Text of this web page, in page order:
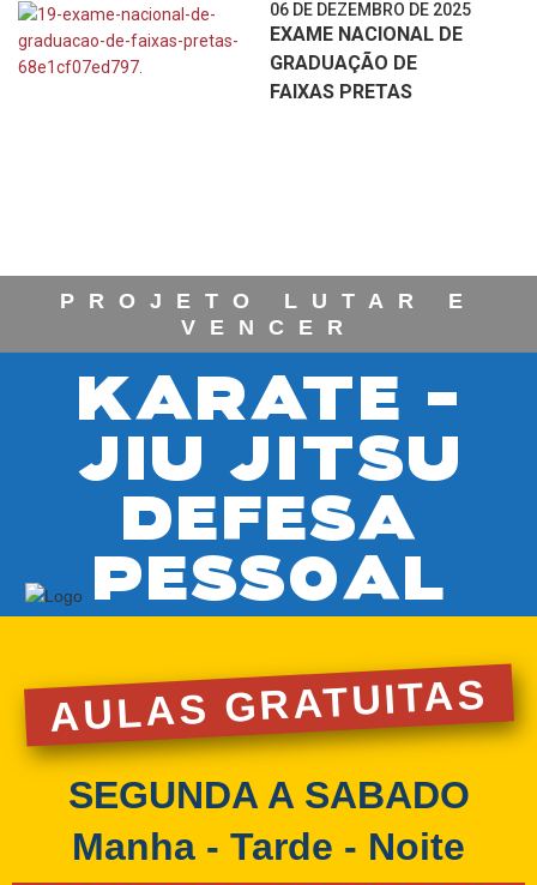
06 DE DEZEMBRO DE 2025
EXAME NACIONAL DE
GRADUAÇÃO DE
FAIXAS PRETAS
PROJETO LUTAR E
VENCER
KARATE -
JIU JITSU
DEFESA
PESSOAL
AULAS GRATUITAS
SEGUNDA A SABADO
Manha - Tarde - Noite